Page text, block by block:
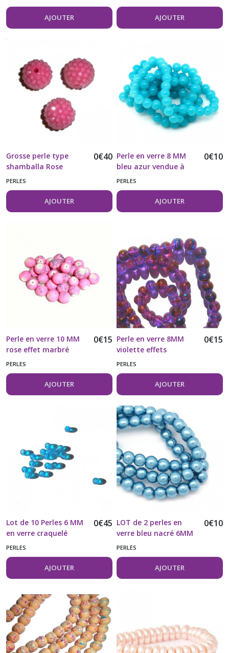
AJOUTER AJOUTER
Grosse perle type
shamballa Rose
vendue à l'unité
0€40
PERLES
AJOUTER
Perle en verre 8 MM
bleu azur vendue à
l'unité
0€10
PERLES
AJOUTER
Perle en verre 10 MM
rose effet marbré
vendue à l'unité
0€15
PERLES
AJOUTER
Perle en verre 8MM
violette effets
multicolores vendue à
l'unité
0€15
PERLES
AJOUTER
Lot de 10 Perles 6 MM
en verre craquelé
turquoise
0€45
PERLES
AJOUTER
LOT de 2 perles en
verre bleu nacré 6MM
0€10
PERLES
AJOUTER